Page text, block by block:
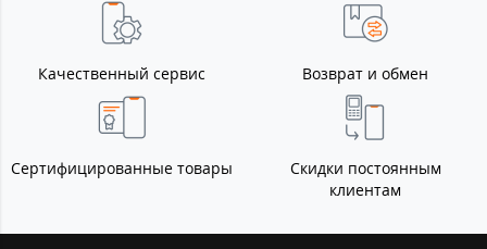
Качественный сервис Возврат и обмен
Сертифицированные товары
Скидки постоянным
клиентам